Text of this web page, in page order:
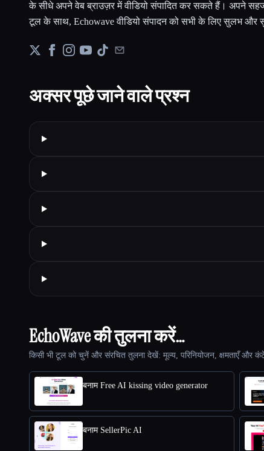
के सीधे अपने वेब ब्राउज़र में वीडियो संपादित कर सकते हैं। अपने
टूल के साथ, Echowave वीडियो संपादन को सभी के लिए सुलभ और
अक्सर पूछे जाने वाले प्रश्न
EchoWave की तुलना करें…
किसी भी टूल को चुनें और संरचित तुलना देखें: मूल्य, परिनियोजन, क्षमताएँ और
बनाम Free AI kissing video generator
बनाम SellerPic AI